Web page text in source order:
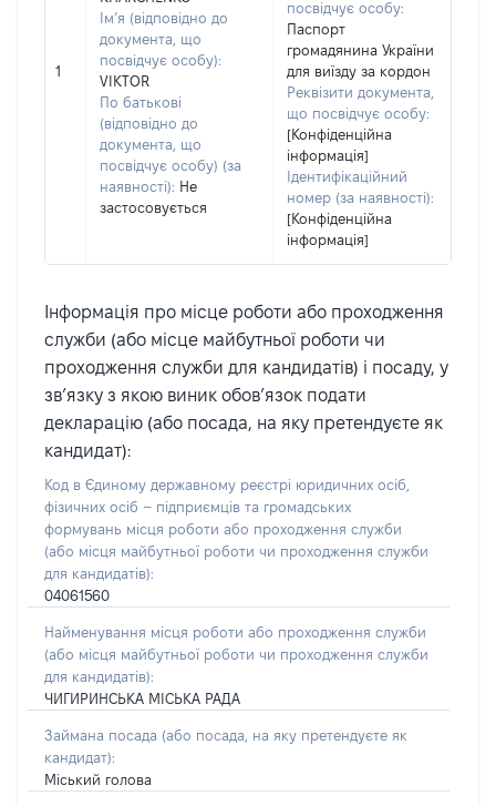
1
Ім’я (відповідно до
документа, що
посвідчує особу):
VIKTOR
По батькові
(відповідно до
документа, що
посвідчує особу) (за
наявності): Не
застосовується
посвідчує особу:
Паспорт
громадянина України
для виїзду за кордон
Реквізити документа,
що посвідчує особу:
[Конфіденційна
інформація]
Ідентифікаційний
номер (за наявності):
[Конфіденційна
інформація]
Інформація про місце роботи або проходження
служби (або місце майбутньої роботи чи
проходження служби для кандидатів) і посаду, у
зв’язку з якою виник обов’язок подати
декларацію (або посада, на яку претендуєте як
кандидат):
Код в Єдиному державному реєстрі юридичних осіб,
фізичних осіб – підприємців та громадських
формувань місця роботи або проходження служби
(або місця майбутньої роботи чи проходження служби
для кандидатів):
04061560
Найменування місця роботи або проходження служби
(або місця майбутньої роботи чи проходження служби
для кандидатів):
ЧИГИРИНСЬКА МІСЬКА РАДА
Займана посада (або посада, на яку претендуєте як
кандидат):
Міський голова